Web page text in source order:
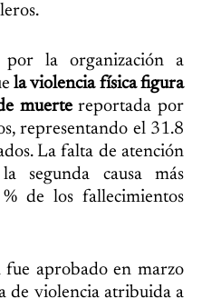
la organización a
la violencia física figura
muertereportada por
representando el 31.8
La falta de atención
segunda causa más
de los fallecimientos
fue aprobado en marzo
de violencia atribuida a